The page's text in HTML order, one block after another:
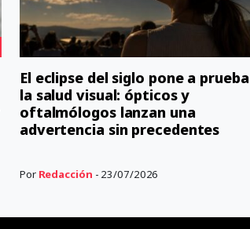
El eclipse del siglo pone a prueba
la salud visual: ópticos y
oftalmólogos lanzan una
advertencia sin precedentes
Por Redacción - 23/07/2026